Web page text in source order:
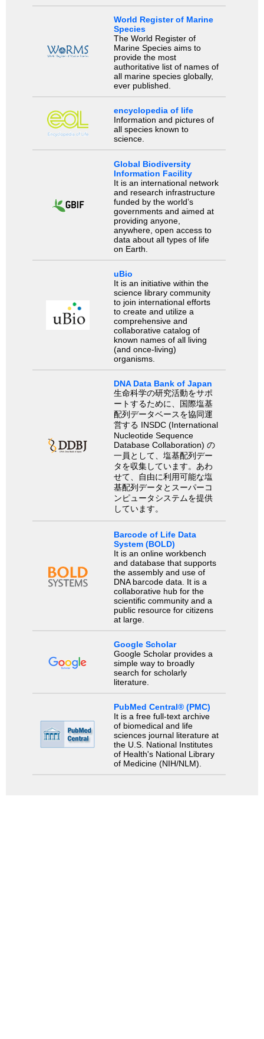
World Register of Marine
Species
The World Register of
Marine Species aims to
provide the most
authoritative list of names of
all marine species globally,
ever published.
encyclopedia of life
Information and pictures of
all species known to
science.
Global Biodiversity
Information Facility
It is an international network
and research infrastructure
funded by the world’s
governments and aimed at
providing anyone,
anywhere, open access to
data about all types of life
on Earth.
uBio
It is an initiative within the
science library community
to join international efforts
to create and utilize a
comprehensive and
collaborative catalog of
known names of all living
(and once-living)
organisms.
DNA Data Bank of Japan
生命科学の研究活動をサポ
ートするために、国際塩基
配列データベースを協同運
営する INSDC (International
Nucleotide Sequence
Database Collaboration) の
一員として、塩基配列デー
タを収集しています。あわ
せて、自由に利用可能な塩
基配列データとスーパーコ
ンピュータシステムを提供
しています。
Barcode of Life Data
System (BOLD)
It is an online workbench
and database that supports
the assembly and use of
DNA barcode data. It is a
collaborative hub for the
scientific community and a
public resource for citizens
at large.
Google Scholar
Google Scholar provides a
simple way to broadly
search for scholarly
literature.
PubMed Central® (PMC)
It is a free full-text archive
of biomedical and life
sciences journal literature at
the U.S. National Institutes
of Health's National Library
of Medicine (NIH/NLM).